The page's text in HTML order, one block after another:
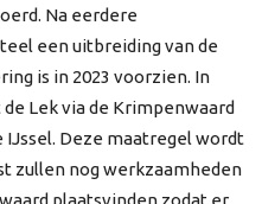
Na eerdere
een uitbreiding van de
is in 2023 voorzien. In
Lek via de Krimpenwaard
IJssel. Deze maatregel wordt
zullen nog werkzaamheden
plaatsvinden zodat er